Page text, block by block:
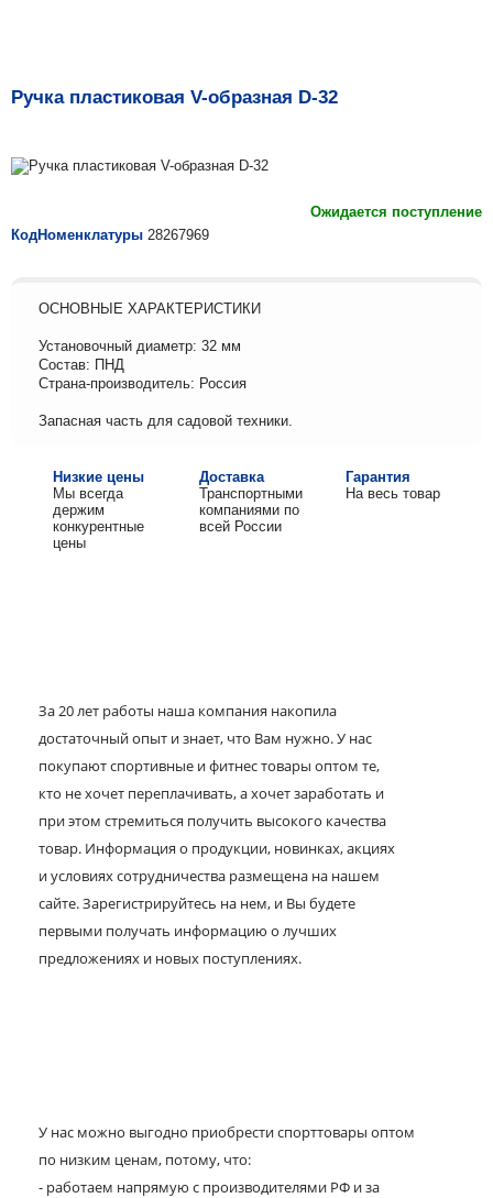
Ручка пластиковая V-образная D-32
Ожидается поступление
КодНоменклатуры 28267969
ОСНОВНЫЕ ХАРАКТЕРИСТИКИ
Установочный диаметр: 32 мм
Состав: ПНД
Страна-производитель: Россия
Запасная часть для садовой техники.
Низкие цены
Мы всегда
держим
конкурентные
цены
Доставка
Транспортными
компаниями по
всей России
Гарантия
На весь товар
За 20 лет работы наша компания накопила
достаточный опыт и знает, что Вам нужно. У нас
покупают спортивные и фитнес товары оптом те,
кто не хочет переплачивать, а хочет заработать и
при этом стремиться получить высокого качества
товар. Информация о продукции, новинках, акциях
и условиях сотрудничества размещена на нашем
сайте. Зарегистрируйтесь на нем, и Вы будете
первыми получать информацию о лучших
предложениях и новых поступлениях.
У нас можно выгодно приобрести спорттовары оптом
по низким ценам, потому, что:
- работаем напрямую с производителями РФ и за